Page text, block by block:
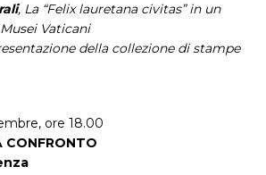
, La “Felix lauretana civitas” in un
Vaticani
della collezione di stampe
ore 18.00
CONFRONTO